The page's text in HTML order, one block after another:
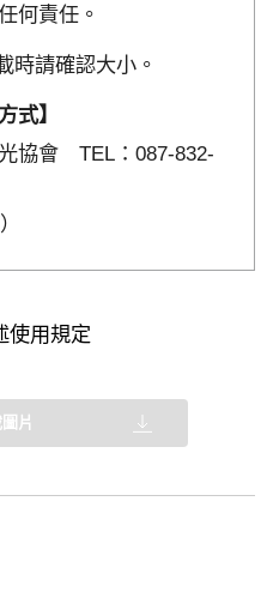
何責任。
時請確認大小。
式】
協會 TEL：087-832-
使用規定
片